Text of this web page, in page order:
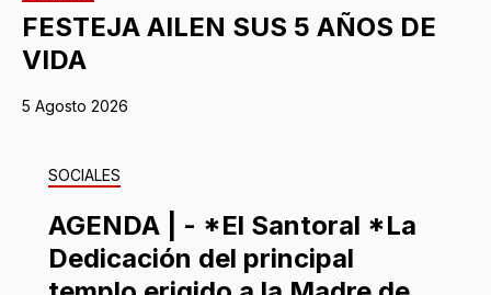
FESTEJA AILEN SUS 5 AÑOS DE
VIDA
5 Agosto 2026
SOCIALES
AGENDA | - *El Santoral *La
Dedicación del principal